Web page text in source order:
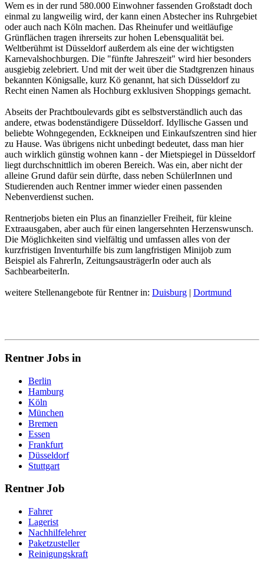
Wem es in der rund 580.000 Einwohner fassenden Großstadt doch
einmal zu langweilig wird, der kann einen Abstecher ins Ruhrgebiet
oder auch nach Köln machen. Das Rheinufer und weitläufige
Grünflächen tragen ihrerseits zur hohen Lebensqualität bei.
Weltberühmt ist Düsseldorf außerdem als eine der wichtigsten
Karnevalshochburgen. Die "fünfte Jahreszeit" wird hier besonders
ausgiebig zelebriert. Und mit der weit über die Stadtgrenzen hinaus
bekannten Königsalle, kurz Kö genannt, hat sich Düsseldorf zu
Recht einen Namen als Hochburg exklusiven Shoppings gemacht.
Abseits der Prachtboulevards gibt es selbstverständlich auch das
andere, etwas bodenständigere Düsseldorf. Idyllische Gassen und
beliebte Wohngegenden, Eckkneipen und Einkaufszentren sind hier
zu Hause. Was übrigens nicht unbedingt bedeutet, dass man hier
auch wirklich günstig wohnen kann - der Mietspiegel in Düsseldorf
liegt durchschnittlich im oberen Bereich. Was ein, aber nicht der
alleine Grund dafür sein dürfte, dass neben SchülerInnen und
Studierenden auch Rentner immer wieder einen passenden
Nebenverdienst suchen.
Rentnerjobs bieten ein Plus an finanzieller Freiheit, für kleine
Extraausgaben, aber auch für einen langersehnten Herzenswunsch.
Die Möglichkeiten sind vielfältig und umfassen alles von der
kurzfristigen Inventurhilfe bis zum langfristigen Minijob zum
Beispiel als FahrerIn, ZeitungsausträgerIn oder auch als
SachbearbeiterIn.
weitere Stellenangebote für Rentner in: Duisburg | Dortmund
Rentner Jobs in
Berlin
Hamburg
Köln
München
Bremen
Essen
Frankfurt
Düsseldorf
Stuttgart
Rentner Job
Fahrer
Lagerist
Nachhilfelehrer
Paketzusteller
Reinigungskraft